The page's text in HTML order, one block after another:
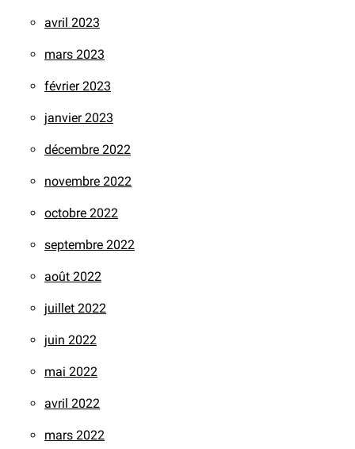
avril 2023
mars 2023
février 2023
janvier 2023
décembre 2022
novembre 2022
octobre 2022
septembre 2022
août 2022
juillet 2022
juin 2022
mai 2022
avril 2022
mars 2022